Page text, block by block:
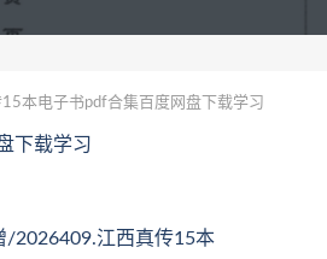
15本电子书pdf合集百度网盘下载学习
下载学习
/2026409.江西真传15本